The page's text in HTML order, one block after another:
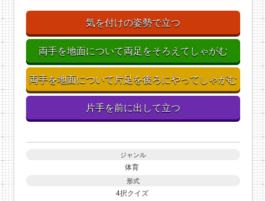
気を付けの姿勢で立つ
両手を地面について両足をそろえてしゃがむ
両手を地面について片足を後ろにやってしゃがむ
片手を前に出して立つ
ジャンル
体育
形式
4択クイズ